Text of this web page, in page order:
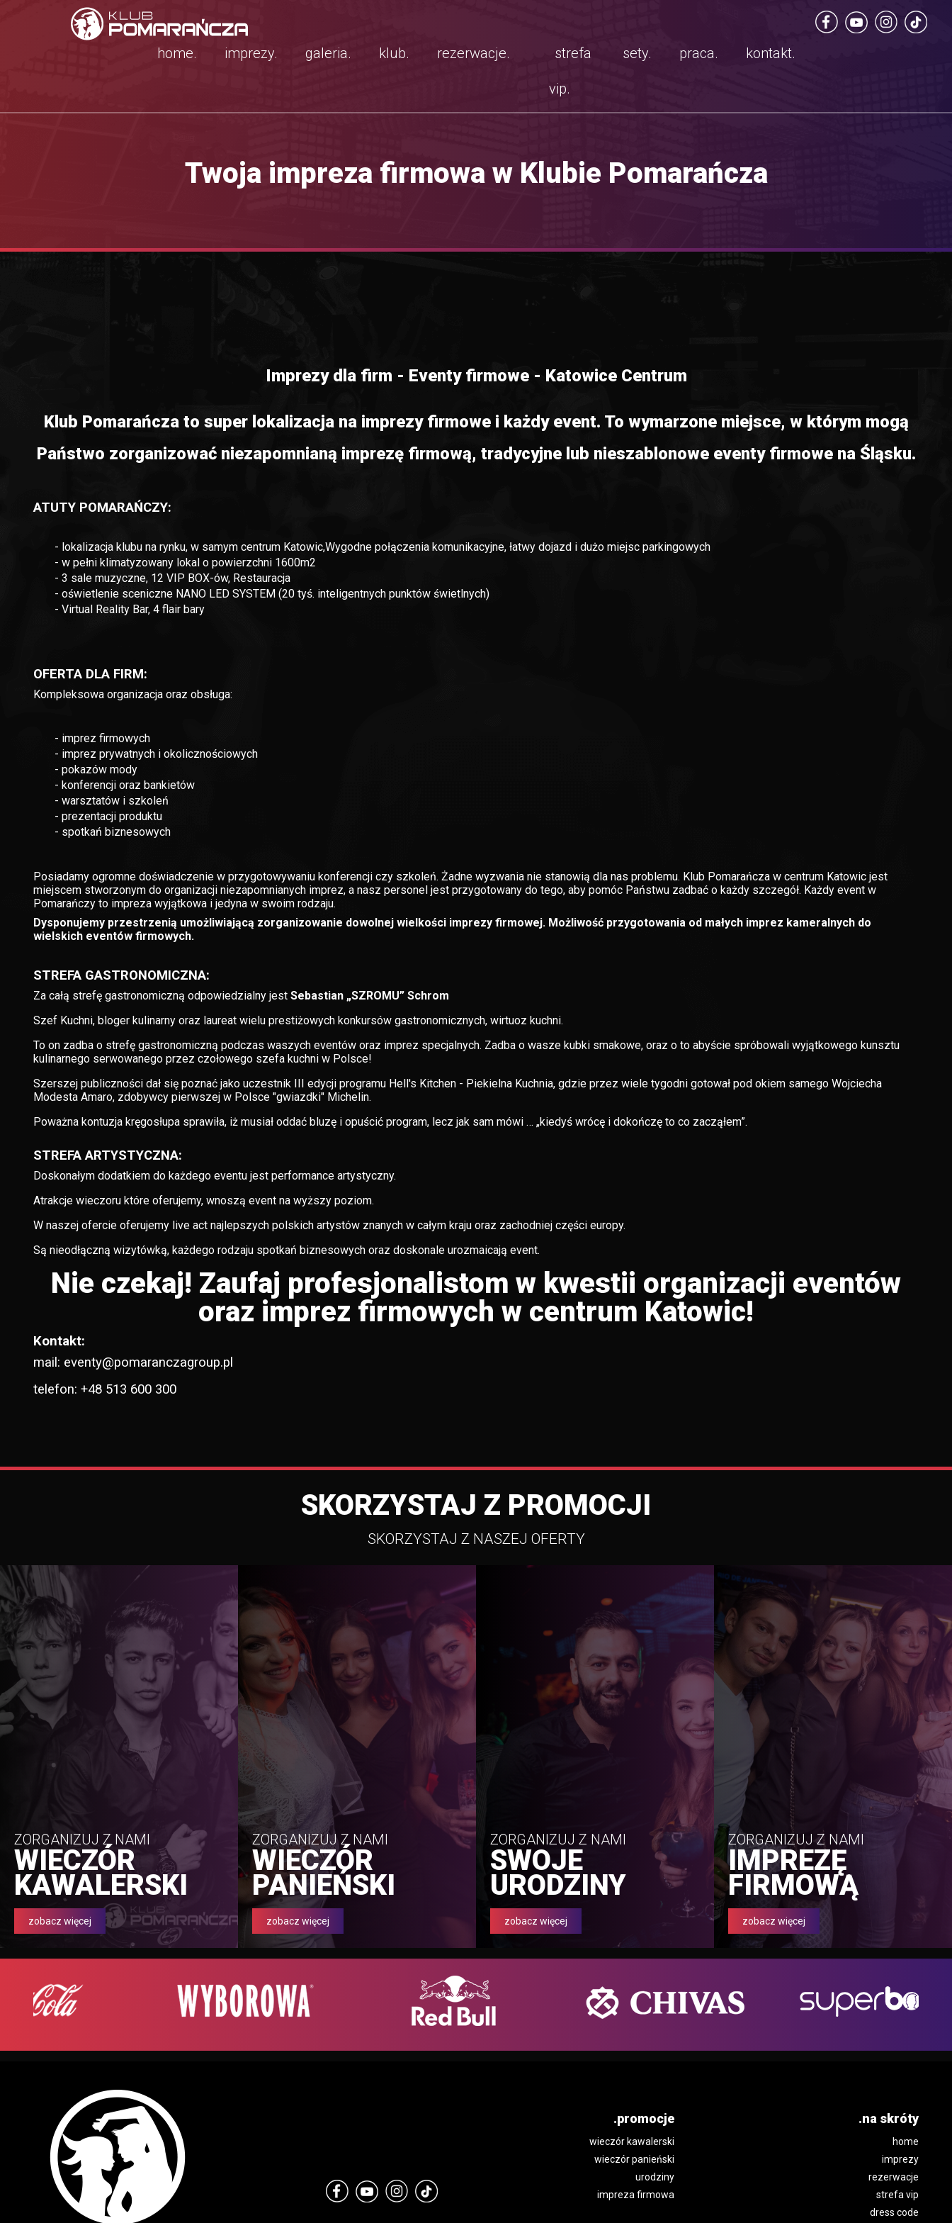
home. imprezy. galeria. klub. rezerwacje. strefa
vip.
sety. praca. kontakt.
Twoja impreza firmowa w Klubie Pomarańcza
Imprezy dla firm - Eventy firmowe - Katowice Centrum
Klub Pomarańcza to super lokalizacja na imprezy firmowe i każdy event. To wymarzone miejsce, w którym mogą
Państwo zorganizować niezapomnianą imprezę firmową, tradycyjne lub nieszablonowe eventy firmowe na Śląsku.
ATUTY POMARAŃCZY:
- lokalizacja klubu na rynku, w samym centrum Katowic,Wygodne połączenia komunikacyjne, łatwy dojazd i dużo miejsc parkingowych
- w pełni klimatyzowany lokal o powierzchni 1600m2
- 3 sale muzyczne, 12 VIP BOX-ów, Restauracja
- oświetlenie sceniczne NANO LED SYSTEM (20 tyś. inteligentnych punktów świetlnych)
- Virtual Reality Bar, 4 flair bary
OFERTA DLA FIRM:
Kompleksowa organizacja oraz obsługa:
- imprez firmowych
- imprez prywatnych i okolicznościowych
- pokazów mody
- konferencji oraz bankietów
- warsztatów i szkoleń
- prezentacji produktu
- spotkań biznesowych
Posiadamy ogromne doświadczenie w przygotowywaniu konferencji czy szkoleń. Żadne wyzwania nie stanowią dla nas problemu. Klub Pomarańcza w centrum Katowic jest
miejscem stworzonym do organizacji niezapomnianych imprez, a nasz personel jest przygotowany do tego, aby pomóc Państwu zadbać o każdy szczegół. Każdy event w
Pomarańczy to impreza wyjątkowa i jedyna w swoim rodzaju.
Dysponujemy przestrzenią umożliwiającą zorganizowanie dowolnej wielkości imprezy firmowej. Możliwość przygotowania od małych imprez kameralnych do
wielskich eventów firmowych.
STREFA GASTRONOMICZNA:
Za całą strefę gastronomiczną odpowiedzialny jest Sebastian „SZROMU” Schrom
Szef Kuchni, bloger kulinarny oraz laureat wielu prestiżowych konkursów gastronomicznych, wirtuoz kuchni.
To on zadba o strefę gastronomiczną podczas waszych eventów oraz imprez specjalnych. Zadba o wasze kubki smakowe, oraz o to abyście spróbowali wyjątkowego kunsztu
kulinarnego serwowanego przez czołowego szefa kuchni w Polsce!
Szerszej publiczności dał się poznać jako uczestnik III edycji programu Hell's Kitchen - Piekielna Kuchnia, gdzie przez wiele tygodni gotował pod okiem samego Wojciecha
Modesta Amaro, zdobywcy pierwszej w Polsce "gwiazdki" Michelin.
Poważna kontuzja kręgosłupa sprawiła, iż musiał oddać bluzę i opuścić program, lecz jak sam mówi … „kiedyś wrócę i dokończę to co zacząłem”.
STREFA ARTYSTYCZNA:
Doskonałym dodatkiem do każdego eventu jest performance artystyczny.
Atrakcje wieczoru które oferujemy, wnoszą event na wyższy poziom.
W naszej ofercie oferujemy live act najlepszych polskich artystów znanych w całym kraju oraz zachodniej części europy.
Są nieodłączną wizytówką, każdego rodzaju spotkań biznesowych oraz doskonale urozmaicają event.
Nie czekaj! Zaufaj profesjonalistom w kwestii organizacji eventów
oraz imprez firmowych w centrum Katowic!
Kontakt:
mail: eventy@pomaranczagroup.pl
telefon: +48 513 600 300
SKORZYSTAJ Z PROMOCJI
SKORZYSTAJ Z NASZEJ OFERTY
ZORGANIZUJ Z NAMI
WIECZÓR
KAWALERSKI
zobacz więcej
ZORGANIZUJ Z NAMI
WIECZÓR
PANIEŃSKI
zobacz więcej
ZORGANIZUJ Z NAMI
SWOJE
URODZINY
zobacz więcej
ZORGANIZUJ Z NAMI
IMPREZĘ
FIRMOWĄ
zobacz więcej
.promocje
wieczór kawalerski
wieczór panieński
urodziny
impreza firmowa
.na skróty
home
imprezy
rezerwacje
strefa vip
dress code